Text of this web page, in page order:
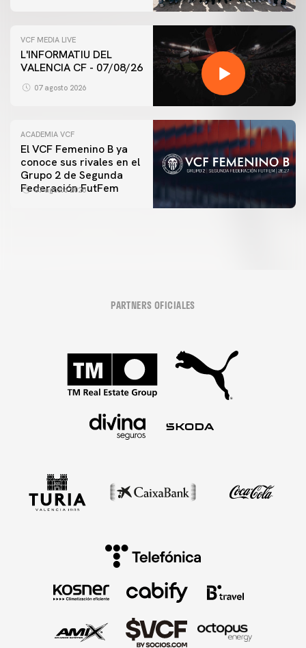
VCF MEDIA LIVE
L'INFORMATIU DEL
VALENCIA CF - 07/08/26
07 agosto 2026
ACADEMIA VCF
El VCF Femenino B ya
conoce sus rivales en el
Grupo 2 de Segunda
Federación FutFem
07 agosto 2026
PARTNERS OFICIALES